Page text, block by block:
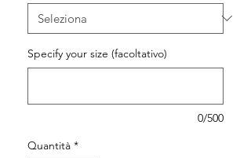
Specify your size (facoltativo)
0/500
Quantità *